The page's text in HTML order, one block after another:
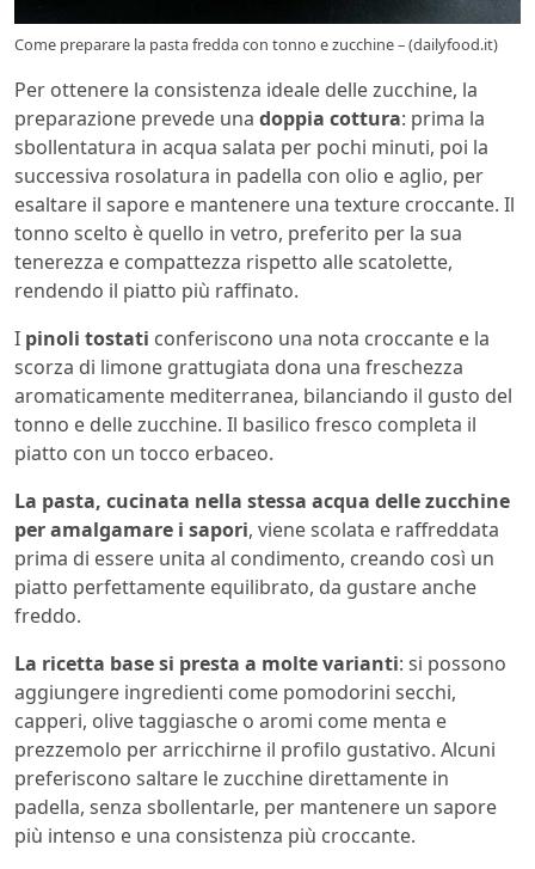
Come preparare la pasta fredda con tonno e zucchine – (dailyfood.it)
Per ottenere la consistenza ideale delle zucchine, la
preparazione prevede una doppia cottura: prima la
sbollentatura in acqua salata per pochi minuti, poi la
successiva rosolatura in padella con olio e aglio, per
esaltare il sapore e mantenere una texture croccante. Il
tonno scelto è quello in vetro, preferito per la sua
tenerezza e compattezza rispetto alle scatolette,
rendendo il piatto più raffinato.
I pinoli tostati conferiscono una nota croccante e la
scorza di limone grattugiata dona una freschezza
aromaticamente mediterranea, bilanciando il gusto del
tonno e delle zucchine. Il basilico fresco completa il
piatto con un tocco erbaceo.
La pasta, cucinata nella stessa acqua delle zucchine
per amalgamare i sapori, viene scolata e raffreddata
prima di essere unita al condimento, creando così un
piatto perfettamente equilibrato, da gustare anche
freddo.
La ricetta base si presta a molte varianti: si possono
aggiungere ingredienti come pomodorini secchi,
capperi, olive taggiasche o aromi come menta e
prezzemolo per arricchirne il profilo gustativo. Alcuni
preferiscono saltare le zucchine direttamente in
padella, senza sbollentarle, per mantenere un sapore
più intenso e una consistenza più croccante.